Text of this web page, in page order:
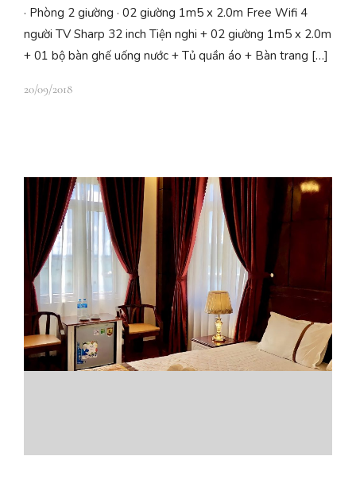
· Phòng 2 giường · 02 giường 1m5 x 2.0m Free Wifi 4
người TV Sharp 32 inch Tiện nghi + 02 giường 1m5 x 2.0m
+ 01 bộ bàn ghế uống nước + Tủ quần áo + Bàn trang […]
20/09/2018